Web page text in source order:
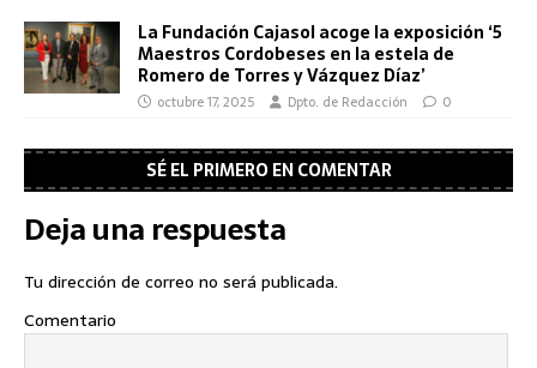
La Fundación Cajasol acoge la exposición ‘5
Maestros Cordobeses en la estela de
Romero de Torres y Vázquez Díaz’
octubre 17, 2025 Dpto. de Redacción 0
SÉ EL PRIMERO EN COMENTAR
Deja una respuesta
Tu dirección de correo no será publicada.
Comentario